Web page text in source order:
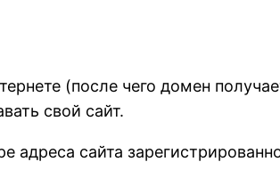
(после чего домен
свой сайт.
адреса сайта